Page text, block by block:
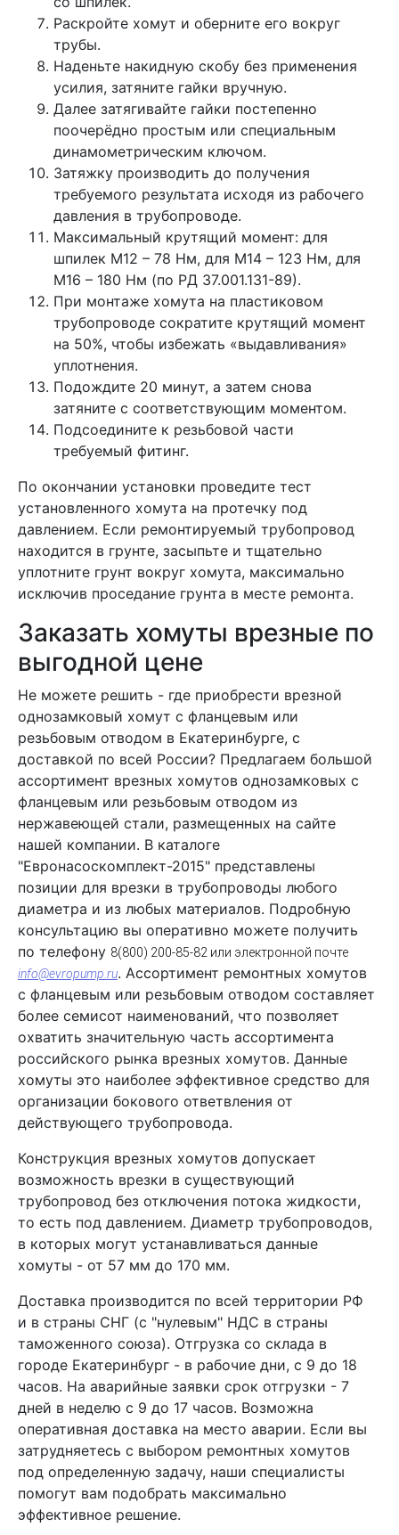
Раскройте хомут и оберните его вокруг
трубы.
Наденьте накидную скобу без применения
усилия, затяните гайки вручную.
Далее затягивайте гайки постепенно
поочерёдно простым или специальным
динамометрическим ключом.
Затяжку производить до получения
требуемого результата исходя из рабочего
давления в трубопроводе.
Максимальный крутящий момент: для
шпилек М12 – 78 Нм, для М14 – 123 Нм, для
М16 – 180 Нм (по РД 37.001.131-89).
При монтаже хомута на пластиковом
трубопроводе сократите крутящий момент
на 50%, чтобы избежать «выдавливания»
уплотнения.
Подождите 20 минут, а затем снова
затяните с соответствующим моментом.
Подсоедините к резьбовой части
требуемый фитинг.
По окончании установки проведите тест
установленного хомута на протечку под
давлением. Если ремонтируемый трубопровод
находится в грунте, засыпьте и тщательно
уплотните грунт вокруг хомута, максимально
исключив проседание грунта в месте ремонта.
Заказать хомуты врезные по
выгодной цене
Не можете решить - где приобрести врезной
однозамковый хомут с фланцевым или
резьбовым отводом в Екатеринбурге, с
доставкой по всей России? Предлагаем большой
ассортимент врезных хомутов однозамковых с
фланцевым или резьбовым отводом из
нержавеющей стали, размещенных на сайте
нашей компании. В каталоге
"Евронасоскомплект-2015" представлены
позиции для врезки в трубопроводы любого
диаметра и из любых материалов. Подробную
консультацию вы оперативно можете получить
по телефону 8(800) 200-85-82 или электронной почте
info@evropump.ru. Ассортимент ремонтных хомутов
с фланцевым или резьбовым отводом составляет
более семисот наименований, что позволяет
охватить значительную часть ассортимента
российского рынка врезных хомутов. Данные
хомуты это наиболее эффективное средство для
организации бокового ответвления от
действующего трубопровода.
Конструкция врезных хомутов допускает
возможность врезки в существующий
трубопровод без отключения потока жидкости,
то есть под давлением. Диаметр трубопроводов,
в которых могут устанавливаться данные
хомуты - от 57 мм до 170 мм.
Доставка производится по всей территории РФ
и в страны СНГ (с "нулевым" НДС в страны
таможенного союза). Отгрузка со склада в
городе Екатеринбург - в рабочие дни, с 9 до 18
часов. На аварийные заявки срок отгрузки - 7
дней в неделю с 9 до 17 часов. Возможна
оперативная доставка на место аварии. Если вы
затрудняетесь с выбором ремонтных хомутов
под определенную задачу, наши специалисты
помогут вам подобрать максимально
эффективное решение.